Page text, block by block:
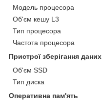
Модель процесора
Об'єм кешу L3
Тип процесора
Частота процесора
Пристрої зберігання даних
Об'єм SSD
Тип диска
Оперативна пам'ять